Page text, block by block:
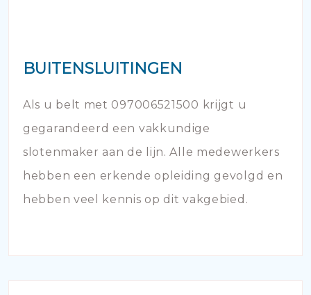
BUITENSLUITINGEN
Als u belt met 097006521500 krijgt u
gegarandeerd een vakkundige
slotenmaker aan de lijn. Alle medewerkers
hebben een erkende opleiding gevolgd en
hebben veel kennis op dit vakgebied.